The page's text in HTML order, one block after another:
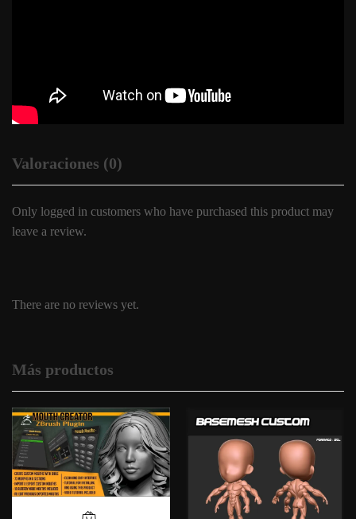
Valoraciones (0)
Only logged in customers who have purchased this product may
leave a review.
There are no reviews yet.
Más productos